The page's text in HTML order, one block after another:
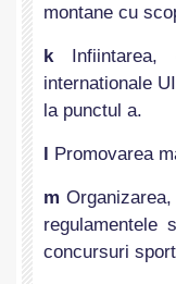
montane cu
kInfiintarea,
internationale
la punctul a.
l Promovarea
m
regulamentele
concursuri